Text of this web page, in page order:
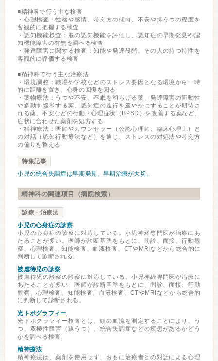
■精神科で行う主な検査
・心理検査：性格や感情、考え方の傾向、不安や抑うつの程度を
客観的に把握する検査
・認知機能検査：脳の認知機能を評価し、認知症の早期発見や認
知機能障害の有無を調べる検査
・発達障害に関する検査：知能や発達段階、その人の持つ特性を
客観的に評価する検査
■精神科で行う主な治療法
・環境調整：職場や学校などのストレス要因となる環境から一時
的に距離を置き、心身の回復を図る
・薬物療法：うつや不安、不眠を和らげる薬、発達障害の衝動性
や多動を緩和する薬、認知症の進行を緩やかにすることが期待さ
れる薬、不安などの行動・心理症状（BPSD）を改善する薬など、
症状に合わせた薬剤を処方する
・精神療法：医師やカウンセラー（公認心理師、臨床心理士）と
の対話（認知行動療法など）を通じ、ストレスの対処法や考え方
の偏りを整える
特集記事
小児の統合失調症は早期発見、早期治療が大切。
精神科の関連項目（病院検索）
診療・治療法
小児の心身症の診察
小児の心身症の診察に対応している。小児神経専門医が治療にあ
たることが多い。医師が診断基準をもとに、問診、面接、行動観
察、心理検査、知能検査、血液検査、CTやMRIなどから総合的に
判断して診断される。
被虐待児の診察
被虐待児の診察の診察に対応している。小児神経専門医が治療に
あたることが多い。医師が診断基準をもとに、問診、面接、行動
観察、心理検査、知能検査、血液検査、CTやMRIなどから総合的
に判断して診断される。
光トポグラフィー
光トポグラフィー検査とは、頭の血流を測定することにより、う
つ、双極性障害（躁うつ）、統合失調症などの疾患があるかどう
かを調べる検査。
精神療法
精神療法は、薬剤を使用せず、おもに治療者との対話による心理